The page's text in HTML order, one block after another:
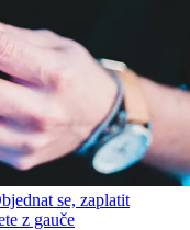
se, zaplatit
z gauče